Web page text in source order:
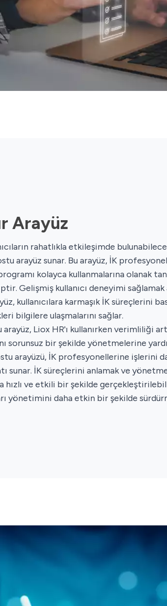
Arayüz
rahatlıkla etkileşimde
arayüz sunar. Bu arayüz, İK
kolayca kullanmalarına olanak
Gelişmiş kullanıcı deneyimi
kullanıcılara karmaşık İK süreçlerini
bilgilere ulaşmalarını sağlar.
arayüz, Liox HR'ı kullanırken verimliliği
sorunsuz bir şekilde yönetmelerine
arayüzü, İK profesyonellerine işlerini
sunar. İK süreçlerini anlamak ve
hızlı ve etkili bir şekilde
yönetimini daha etkin bir şekilde